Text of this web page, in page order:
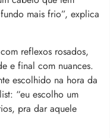
mais frio”, explica
reflexos rosados,
e final com nuances.
escolhido na hora da
“eu escolho um
pra dar aquele